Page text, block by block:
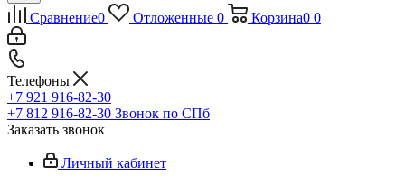
Сравнение0 Отложенные 0 Корзина0 0
Телефоны
+7 921 916-82-30
+7 812 916-82-30 Звонок по СПб
Заказать звонок
Личный кабинет